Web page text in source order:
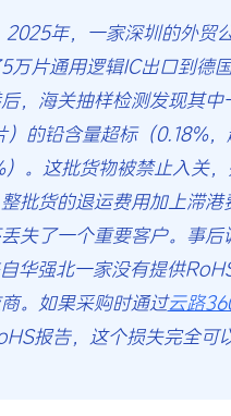
2025年，一家深圳的外贸
万片通用逻辑IC出口到德
，海关抽样检测发现其中
）的铅含量超标（0.18%
）。这批货物被禁止入关
批货的退运费用加上滞港
失了一个重要客户。事后
华强北一家没有提供
。如果采购时通过云路
报告，这个损失完全可